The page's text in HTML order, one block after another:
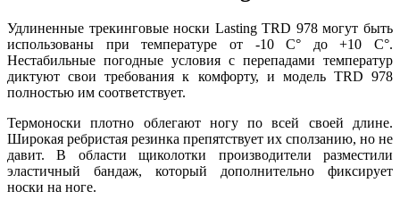
Удлиненные трекинговые носки Lasting TRD 978 могут быть
использованы при температуре от -10 C° до +10 С°.
Нестабильные погодные условия с перепадами температур
диктуют свои требования к комфорту, и модель TRD 978
полностью им соответствует.
Термоноски плотно облегают ногу по всей своей длине.
Широкая ребристая резинка препятствует их сползанию, но не
давит. В области щиколотки производители разместили
эластичный бандаж, который дополнительно фиксирует
носки на ноге.